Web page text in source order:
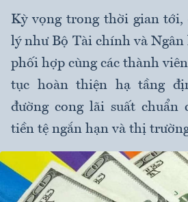
Kỳ vọng trong thời gian tới,
lý như Bộ Tài chính và Ngân
phối hợp cùng các thành
tục hoàn thiện hạ tầng
đường cong lãi suất chuẩn
tiền tệ ngắn hạn và thị